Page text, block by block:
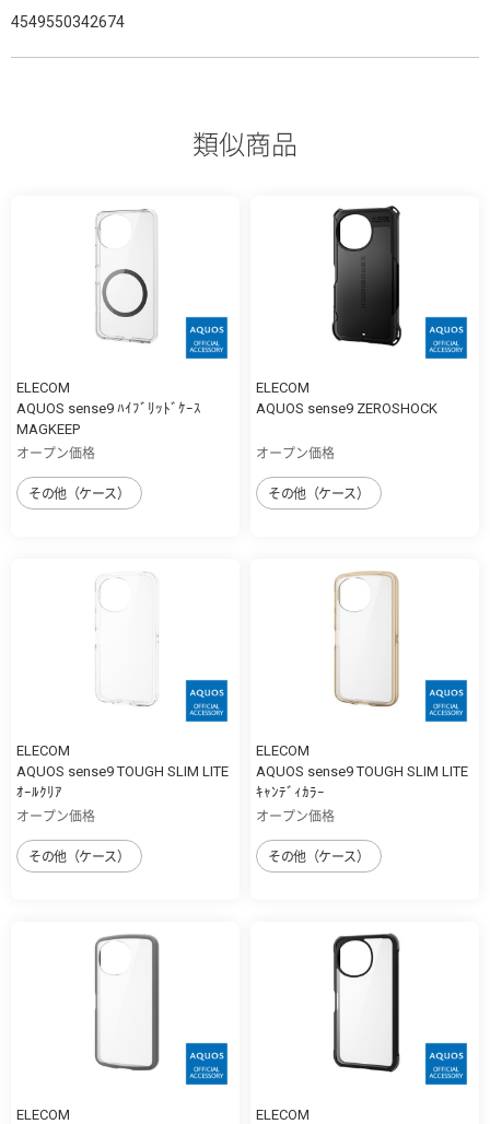
4549550342674
類似商品
ELECOM
AQUOS sense9 ﾊｲﾌﾞﾘｯﾄﾞｹｰｽ
MAGKEEP
オープン価格
その他（ケース）
ELECOM
AQUOS sense9 ZEROSHOCK
オープン価格
その他（ケース）
ELECOM
AQUOS sense9 TOUGH SLIM LITE
ｵｰﾙｸﾘｱ
オープン価格
その他（ケース）
ELECOM
AQUOS sense9 TOUGH SLIM LITE
ｷｬﾝﾃﾞｨｶﾗｰ
オープン価格
その他（ケース）
ELECOM
ELECOM